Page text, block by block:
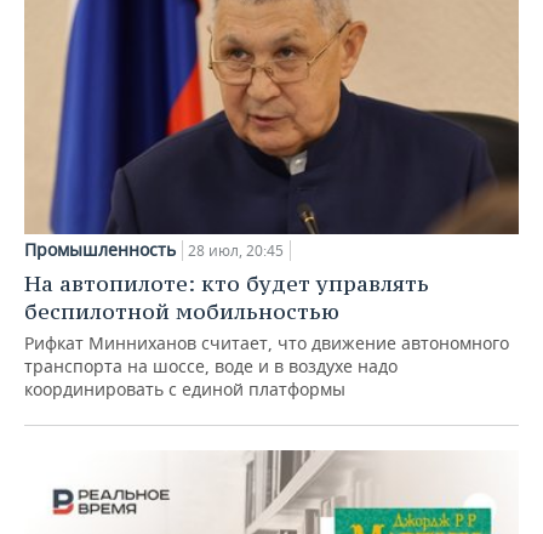
Промышленность 28 июл, 20:45
На автопилоте: кто будет управлять
беспилотной мобильностью
Рифкат Минниханов считает, что движение автономного
транспорта на шоссе, воде и в воздухе надо
координировать с единой платформы